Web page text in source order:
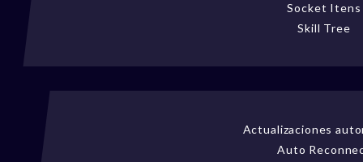
Socket Itens
Skill Tree
Actualizaciones
Auto